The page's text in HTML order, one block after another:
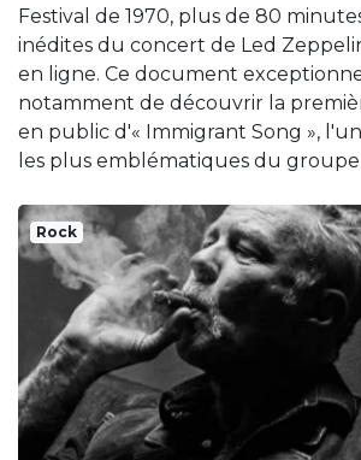
Festival de 1970, plus de 80
inédites du concert de Led
en ligne. Ce document
notamment de découvrir la
en public d'« Immigrant Song »,
les plus emblématiques du
Rock